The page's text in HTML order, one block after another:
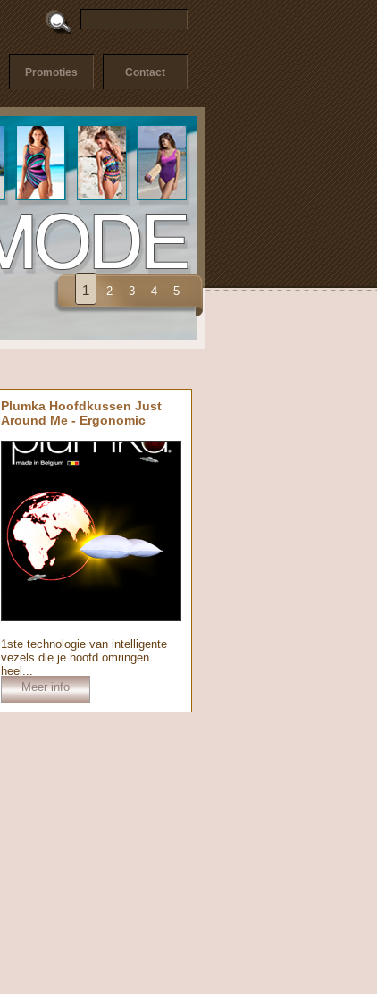
Promoties Contact
1 2 3 4 5
Plumka Hoofdkussen Just
Around Me - Ergonomic
1ste technologie van intelligente
vezels die je hoofd omringen...
heel...
Meer info